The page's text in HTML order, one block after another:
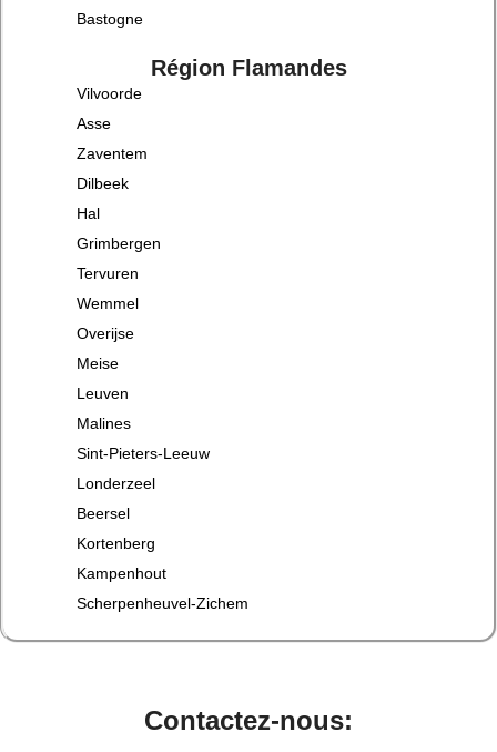
Bastogne
Région Flamandes
Vilvoorde
Asse
Zaventem
Dilbeek
Hal
Grimbergen
Tervuren
Wemmel
Overijse
Meise
Leuven
Malines
Sint-Pieters-Leeuw
Londerzeel
Beersel
Kortenberg
Kampenhout
Scherpenheuvel-Zichem
Contactez-nous: